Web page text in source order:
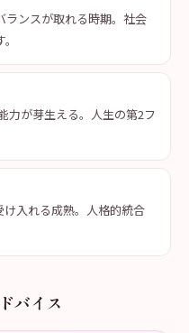
ンスが取れる時期。社会
力が芽生える。人生の第2フ
入れる成熟。人格的統合
バイス